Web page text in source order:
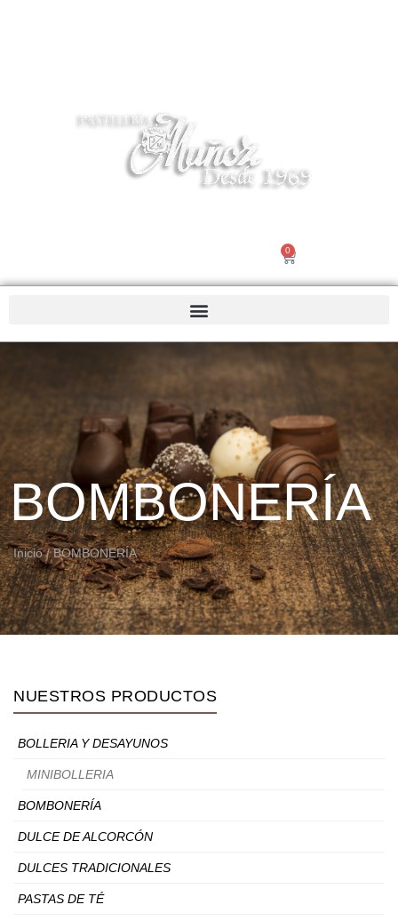
0
BOMBONERÍA
Inicio/ BOMBONERÍA
NUESTROS PRODUCTOS
BOLLERIA Y DESAYUNOS
MINIBOLLERIA
BOMBONERÍA
DULCE DE ALCORCÓN
DULCES TRADICIONALES
PASTAS DE TÉ